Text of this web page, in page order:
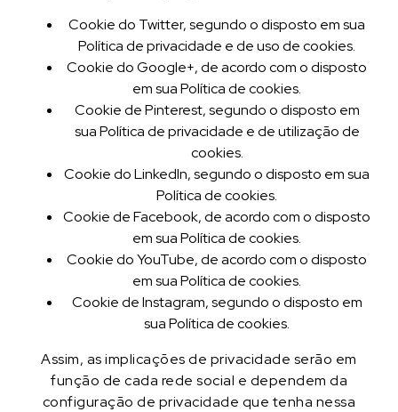
Cookie do Twitter, segundo o disposto em sua
Política de privacidade e de uso de cookies.
Cookie do Google+, de acordo com o disposto
em sua Política de cookies.
Cookie de Pinterest, segundo o disposto em
sua Política de privacidade e de utilização de
cookies.
Cookie do LinkedIn, segundo o disposto em sua
Política de cookies.
Cookie de Facebook, de acordo com o disposto
em sua Política de cookies.
Cookie do YouTube, de acordo com o disposto
em sua Política de cookies.
Cookie de Instagram, segundo o disposto em
sua Política de cookies.
Assim, as implicações de privacidade serão em
função de cada rede social e dependem da
configuração de privacidade que tenha nessa